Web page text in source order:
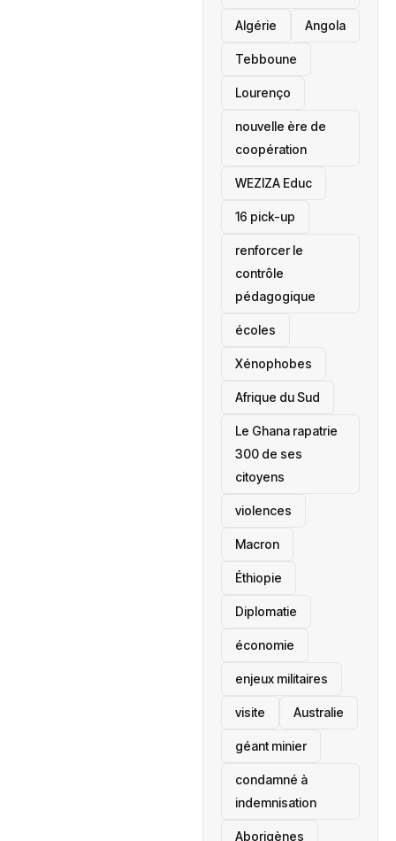
‎Algérie Angola
Tebboune
Lourenço
nouvelle ère de
coopération
‎WEZIZA Educ
16 pick-up
renforcer le
contrôle
pédagogique
écoles
‎Xénophobes
Afrique du Sud
Le Ghana rapatrie
300 de ses
citoyens
violences
Macron
Éthiopie
Diplomatie
économie
enjeux militaires
visite ‎Australie
géant minier
condamné à
indemnisation
Aborigènes